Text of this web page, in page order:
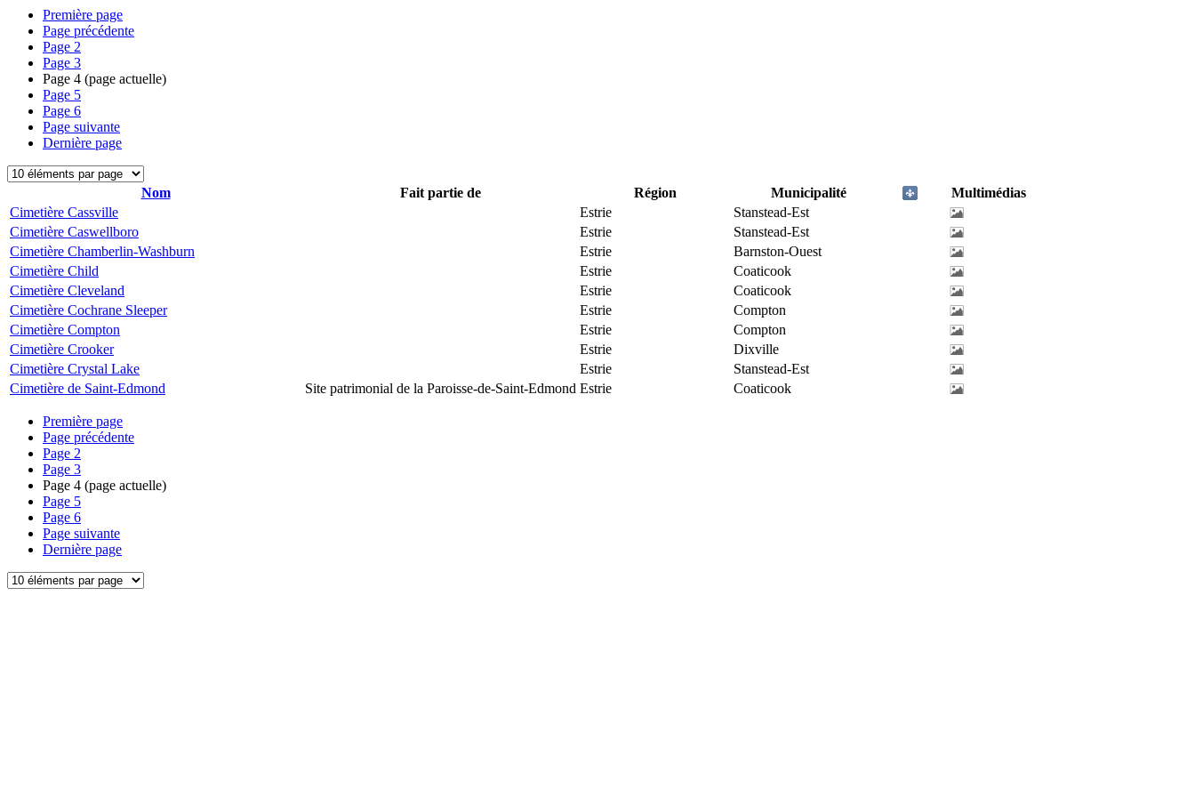
Première page
Page précédente
Page 2
Page 3
Page 4 (page actuelle)
Page 5
Page 6
Page suivante
Dernière page
Nom Fait partie de Région Municipalité
Multimédias
Cimetière Cassville
Estrie
Stanstead-Est
Cimetière Caswellboro
Estrie
Stanstead-Est
Cimetière Chamberlin-Washburn
Estrie
Barnston-Ouest
Cimetière Child
Estrie
Coaticook
Cimetière Cleveland
Estrie
Coaticook
Cimetière Cochrane Sleeper
Estrie
Compton
Cimetière Compton
Estrie
Compton
Cimetière Crooker
Estrie
Dixville
Cimetière Crystal Lake
Estrie
Stanstead-Est
Cimetière de Saint-Edmond
Site patrimonial de la Paroisse-de-Saint-Edmond Estrie Coaticook
Première page
Page précédente
Page 2
Page 3
Page 4 (page actuelle)
Page 5
Page 6
Page suivante
Dernière page